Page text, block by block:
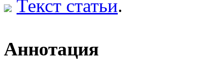
Текст статьи.
Аннотация